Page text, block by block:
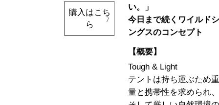
購入はこち
ら
い。」
今日まで続くワイルド
ングスのコンセプト
【概要】
Tough & Light
テントは持ち運ぶため
量と携帯性を求められ